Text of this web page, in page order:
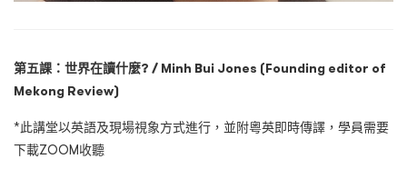
第五課：世界在讀什麼? / Minh Bui Jones (Founding editor of
Mekong Review)
*此講堂以英語及現場視象方式進行，並附粵英即時傳譯，學員需要
下載ZOOM收聽